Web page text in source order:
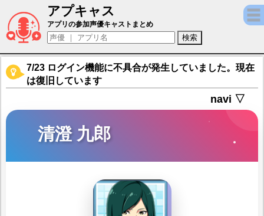
アプキャス
清澄 九郎（声優：中田祐矢)【アイドルマス
アプリの参加声優キャストまとめ
7/23 ログイン機能に不具合が発生していました。現在
は復旧しています
navi ▽
清澄 九郎